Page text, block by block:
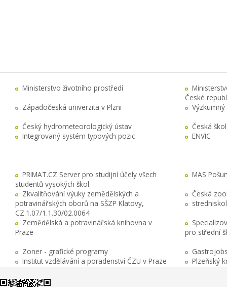
Ministerstvo životního prostředí
České
Západočeská univerzita v Plzni
Český hydrometeorologický ústav
Česká
Integrovaný systém typových pozic
ENVIC
PRIMAT.CZ Server pro studijní účely všech
studentů vysokých škol
MAS
Zkvalitňování výuky zemědělských a
potravinářských oborů na SŠZP Klatovy,
CZ.1.07/1.1.30/02.0064
Česká
Zemědělská a potravinářská knihovna v
Praze
pro střední
Zoner - grafické programy
Institut vzdělávání a poradenství ČZU v Praze
Plzeňský